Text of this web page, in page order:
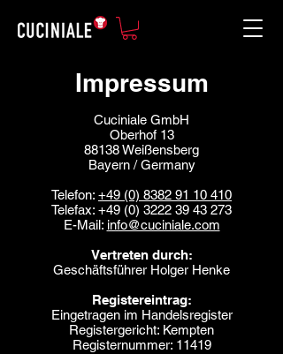
Impressum
Cuciniale GmbH
Oberhof 13
88138 Weißensberg
Bayern / Germany
Telefon: +49 (0) 8382 91 10 410
Telefax: +49 (0) 3222 39 43 273
E-Mail: info@cuciniale.com
Vertreten durch:
Geschäftsführer Holger Henke
Registereintrag:
Eingetragen im Handelsregister
Registergericht: Kempten
Registernummer: 11419